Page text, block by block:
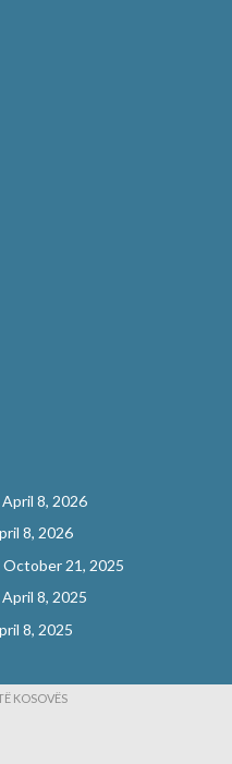
April 8, 2026
8, 2026
October 21, 2025
April 8, 2025
8, 2025
KOSOVËS